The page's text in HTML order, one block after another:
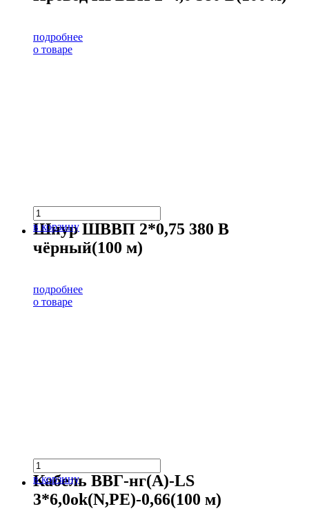
подробнее
о товаре
в корзину
Шнур ШВВП 2*0,75 380 В
чёрный(100 м)
подробнее
о товаре
в корзину
Кабель ВВГ-нг(А)-LS
3*6,0ok(N,PE)-0,66(100 м)